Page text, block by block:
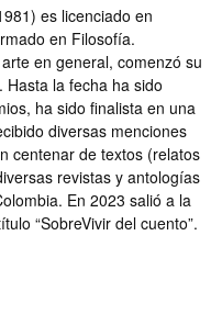
es licenciado en
en Filosofía.
en general, comenzó su
la fecha ha sido
ha sido finalista en una
diversas menciones
centenar de textos (relatos
revistas y antologías
En 2023 salió a la
“SobreVivir del cuento”.